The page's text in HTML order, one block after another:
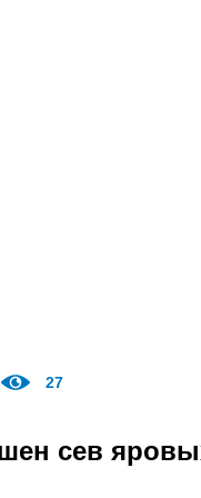
27
сев